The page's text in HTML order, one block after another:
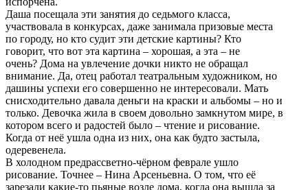
Даша посещала эти занятия до седьмого класса,
участвовала в конкурсах, даже занимала призовые места
по городу, но кто судит эти детские картины? Кто
говорит, что вот эта картина – хорошая, а эта – не
очень? Дома на увлечение дочки никто не обращал
внимание. Да, отец работал театральным художником, но
дашины успехи его совершенно не интересовали. Мать
снисходительно давала деньги на краски и альбомы – но и
только. Девочка жила в своем довольно замкнутом мире, в
котором всего и радостей было – чтение и рисование.
Когда от неё ушла одна из них, она как будто застыла,
одеревенела.
В холодном предрассветно-чёрном феврале ушло
рисование. Точнее – Нина Арсеньевна. О том, что её
зарезали какие-то пьяные возле дома, когда она вышла за